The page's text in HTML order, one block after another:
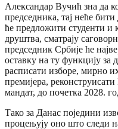
Александар Вучић зна да
председника, тај неће
ће предложити студенти и
друштва, сматрају
председник Србије ће
оставку на ту функцију за
расписати изборе, мирно
премијера,
мандат, до почетка 2028.
Тако за Данас поједини
процењују оно што следи